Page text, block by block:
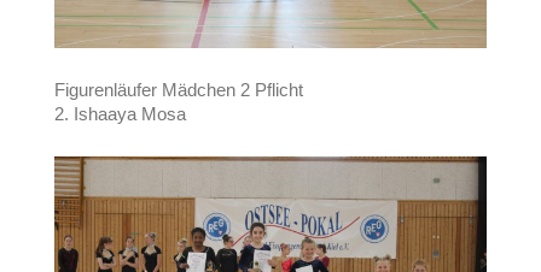
Figurenläufer Mädchen 2 Pflicht
2. Ishaaya Mosa